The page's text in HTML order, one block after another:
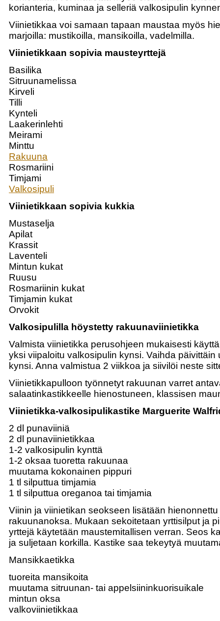
korianteria, kuminaa ja selleriä valkosipulin
Viinietikkaa voi samaan tapaan maustaa myös
marjoilla: mustikoilla, mansikoilla, vadelmilla.
Viinietikkaan sopivia mausteyrttejä
Basilika
Sitruunamelissa
Kirveli
Tilli
Kynteli
Laakerinlehti
Meirami
Minttu
Rakuuna
Rosmariini
Timjami
Valkosipuli
Viinietikkaan sopivia kukkia
Mustaselja
Apilat
Krassit
Laventeli
Mintun kukat
Ruusu
Rosmariinin kukat
Timjamin kukat
Orvokit
Valkosipulilla höystetty rakuunaviinietikka
Valmista viinietikka perusohjeen mukaisesti
yksi viipaloitu valkosipulin kynsi. Vaihda päivittäin
kynsi. Anna valmistua 2 viikkoa ja siivilöi neste
Viinietikkapulloon työnnetyt rakuunan varret
salaatinkastikkeelle hienostuneen, klassisen
Viinietikka-valkosipulikastike Marguerite
2 dl punaviiniä
2 dl punaviinietikkaa
1-2 valkosipulin kynttä
1-2 oksaa tuoretta rakuunaa
muutama kokonainen pippuri
1 tl silputtua timjamia
1 tl silputtua oreganoa tai timjamia
Viinin ja viinietikan seokseen lisätään
rakuunanoksa. Mukaan sekoitetaan yrttisilput ja
yrttejä käytetään maustemitallisen verran. Seos
ja suljetaan korkilla. Kastike saa tekeytyä
Mansikkaetikka
tuoreita mansikoita
muutama sitruunan- tai appelsiininkuorisuikale
mintun oksa
valkoviinietikkaa